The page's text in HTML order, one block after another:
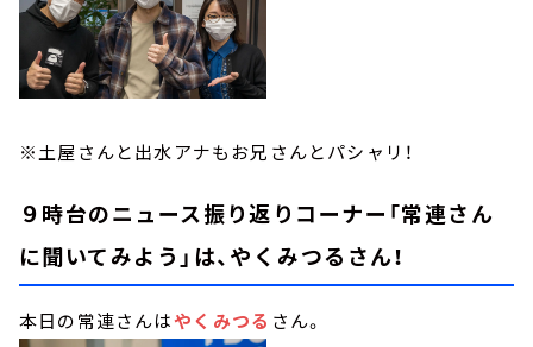
※土屋さんと出水アナもお兄さんとパシャリ！
９時台のニュース振り返りコーナー「常連さん
に聞いてみよう」は、やくみつるさん！
本日の常連さんはやくみつる さん。